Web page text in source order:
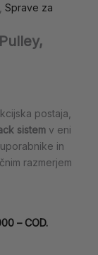
Sprave za
postaja,
sistem v eni
in
razmerjem
– COD.